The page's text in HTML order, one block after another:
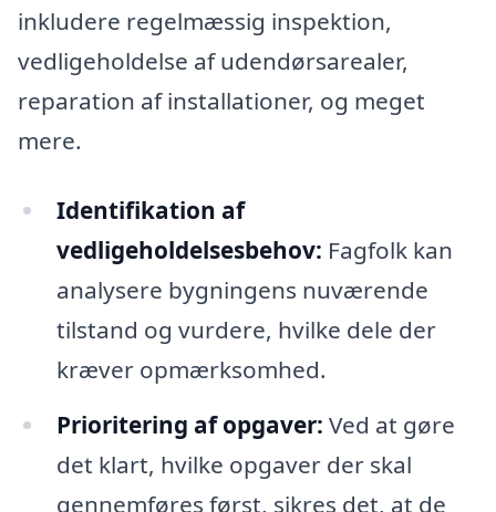
inkludere regelmæssig inspektion,
vedligeholdelse af udendørsarealer,
reparation af installationer, og meget
mere.
Identifikation af
vedligeholdelsesbehov: Fagfolk kan
analysere bygningens nuværende
tilstand og vurdere, hvilke dele der
kræver opmærksomhed.
Prioritering af opgaver: Ved at gøre
det klart, hvilke opgaver der skal
gennemføres først, sikres det, at de